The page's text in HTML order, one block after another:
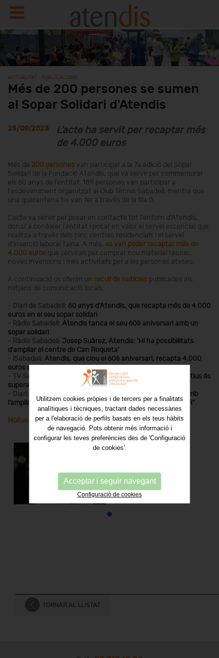
ACTUALITAT - PUBLICACIONS
Més de 200 persones se sumen
al Sopar Solidari d'Atendis
25/09/2023
L'acte ha servit per recaptar més
de 4.000 euros
Més de 200 personesvan participar a la 7a edició del Sopar
Solidari de la Fundació Atendis, que va servir per commemorar
els 60 anys de l'entitat. 185 persones van participar a
l'esdeveniment organitzat al Club Tennis Sabadell, mentre que
una quarantena ho van fer a través de la fila 0.
L'acte va servir per posar en contacte tot l'entorn d'Atendis,
donar a conèixer l'entitat i posar en valor el servei essencial que
realitza a través dels cinc centres residencials i el servei
d'inserció laboral Taina. A més, es van poder recaptar més de
4.000 eurosque serviran per comprar nou material tècnic,
noves inversions i més activitats per a les persones ateses.
A continuació us oferim un recull de notíciespublicades als
mitjans de comunicació locals:
- Diari de Sabadell: 60 anys d’Atendis, que recapta més de 4.000
euros en el seu sopar solidari
- Ràdio Sabadell: Atendis tanca el seu 60è aniversari amb un
sopar solidari
- Ràdio Sabadell: Josep Suàrez, Atendis: 'Hi ha possibilitats
d'ampliar el centre de Can Roqueta'
- iSabadell: Atendis, que clou el 60è aniversari, recapta 4.000
euros en el seu sopar solidari
- TV Sabadell-Vallès:
Josep Manuel Suàrez: “Un dels objectius és
superar el nombre de recaptació de l’any passat”
- Diari de Sabadell:
Atendis celebra el setè sopar solidari amb
l’ampliació de les instal·lacions sobre la taula: “És necessari”
Moltes gràciesa tothom qui ho ha fet possible!
TORNAR AL LLISTAT
Utilitzem cookies pròpies i de tercers per a finalitats
analítiques i tècniques, tractant dades necessàries
per a l'elaboració de perfils basats en els teus hàbits
de navegació. Pots obtenir més informació i
configurar les teves preferències des de 'Configuració
de cookies'.
Acceptar i seguir navegant
Configuració de cookies